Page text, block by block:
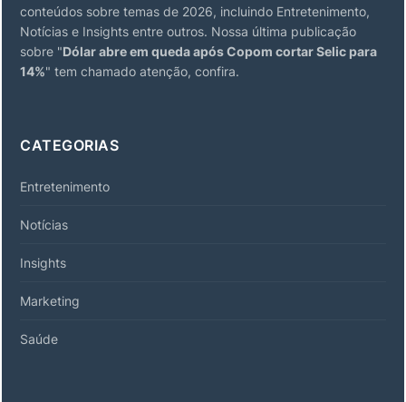
conteúdos sobre temas de 2026, incluindo Entretenimento,
Notícias e Insights entre outros. Nossa última publicação
sobre "Dólar abre em queda após Copom cortar Selic para
14%" tem chamado atenção, confira.
CATEGORIAS
Entretenimento
Notícias
Insights
Marketing
Saúde